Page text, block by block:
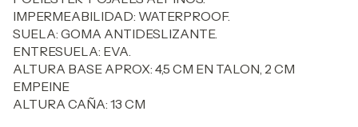
IMPERMEABILIDAD: WATERPROOF.
SUELA: GOMA ANTIDESLIZANTE.
ENTRESUELA: EVA.
ALTURA BASE APROX: 4,5 CM EN TALON, 2 CM
EMPEINE
ALTURA CAÑA: 13 CM